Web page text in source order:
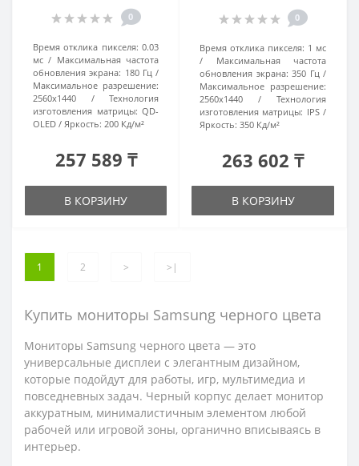
0
Время отклика пикселя: 0.03
мс
Максимальная частота
обновления экрана: 180 Гц
Максимальное разрешение:
2560x1440
Технология
изготовления матрицы: QD-
OLED
Яркость: 200 Кд/м²
257 589 ₸
В КОРЗИНУ
0
Время отклика пикселя: 1 мс
Максимальная частота
обновления экрана: 350 Гц
Максимальное разрешение:
2560x1440
Технология
изготовления матрицы: IPS
Яркость: 350 Кд/м²
263 602 ₸
В КОРЗИНУ
1 2 > >|
Купить мониторы Samsung черного цвета
Мониторы Samsung черного цвета — это
универсальные дисплеи с элегантным дизайном,
которые подойдут для работы, игр, мультимедиа и
повседневных задач. Черный корпус делает монитор
аккуратным, минималистичным элементом любой
рабочей или игровой зоны, органично вписываясь в
интерьер.